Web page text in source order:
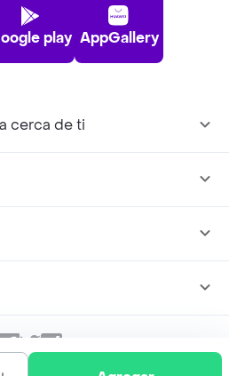
play AppGallery
cerca de ti
Facebook
TwitterInstagram